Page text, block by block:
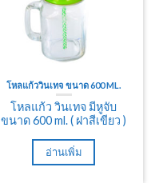
โหลแก้ววินเทจ ขนาด 600 ML.
โหลแก้ว วินเทจ มีหูจับ
ขนาด 600 ml. ( ฝาสีเขียว )
อ่านเพิ่ม